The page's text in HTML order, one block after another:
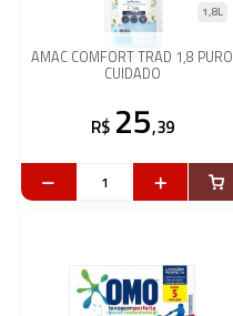
AMAC COMFORT TRAD 1,8 PURO
CUIDADO
1,8L
R$ 25,39